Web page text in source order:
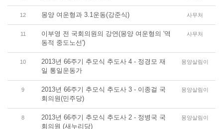
12 몽양 여운형과 3.1운동(강준식) 사무처
11
이부영 전 국회의원의 강연(몽양 여운형의 '역
동적 중도노선')
사무처
10
2013년 66주기 추모식 추도사 4 - 정경모 재
일 통일운동가
몽양살림이
9
2013년 66주기 추모식 추도사 3 - 이종걸 국
회의원(민주당)
몽양살림이
8
2013년 66주기 추모식 추도사 2 - 정병국 국
회의원 (새누리당)
몽양살림이